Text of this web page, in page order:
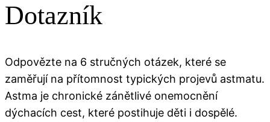
Dotazník
Odpovězte na 6 stručných otázek, které se
zaměřují na přítomnost typických projevů astmatu.
Astma je chronické zánětlivé onemocnění
dýchacích cest, které postihuje děti i dospělé.